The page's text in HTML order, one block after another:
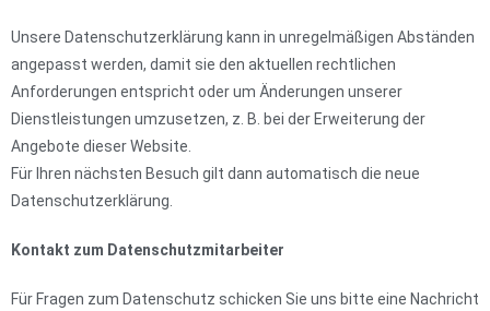
Unsere Datenschutzerklärung kann in unregelmäßigen Abständen
angepasst werden, damit sie den aktuellen rechtlichen
Anforderungen entspricht oder um Änderungen unserer
Dienstleistungen umzusetzen, z. B. bei der Erweiterung der
Angebote dieser Website.
Für Ihren nächsten Besuch gilt dann automatisch die neue
Datenschutzerklärung.
Kontakt zum Datenschutzmitarbeiter
Für Fragen zum Datenschutz schicken Sie uns bitte eine Nachricht